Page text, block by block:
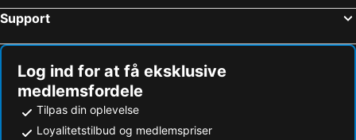
Support
Log ind for at få eksklusive
medlemsfordele
Tilpas din oplevelse
Loyalitetstilbud og medlemspriser